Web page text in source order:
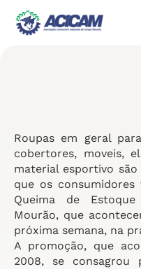
Roupas em geral
cobertores, moveis,
material esportivo
que os consumidores
Queima de
Mourão, que
próxima semana, na
A promoção, que
2008, se consagrou